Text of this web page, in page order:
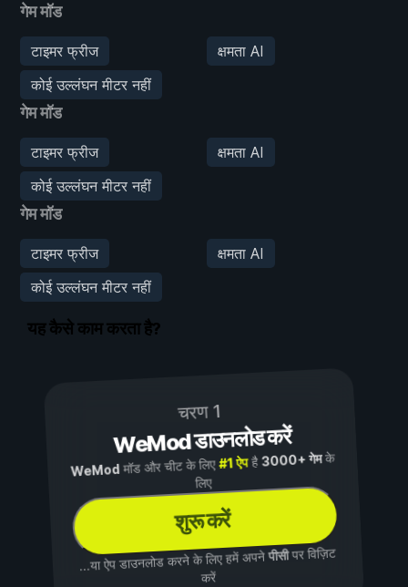
गेम मॉड
टाइमर फ्रीज
क्षमता AI
कोई उल्लंघन मीटर नहीं
गेम मॉड
टाइमर फ्रीज
क्षमता AI
कोई उल्लंघन मीटर नहीं
गेम मॉड
टाइमर फ्रीज
क्षमता AI
कोई उल्लंघन मीटर नहीं
यह कैसे काम करता है?
चरण 1
WeMod डाउनलोड करें
WeMod मॉड और चीट के लिए#1 ऐपहै3000+ गेमके
लिए
शुरू करें
...या ऐप डाउनलोड करने के लिए हमें अपनेपीसीपर विज़िट
करें